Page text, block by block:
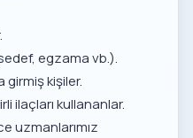
egzama vb.).
kişiler.
ilaçları kullananlar.
uzmanlarımız